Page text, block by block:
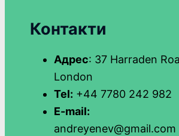
Контакти
Адрес: 37 Harraden
London
Tel: +44 7780 242 982
E-mail:
andreyenev@gmail.com